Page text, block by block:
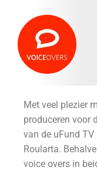
Met veel plezier
produceren voor
van de uFund
Roularta.
voice overs in